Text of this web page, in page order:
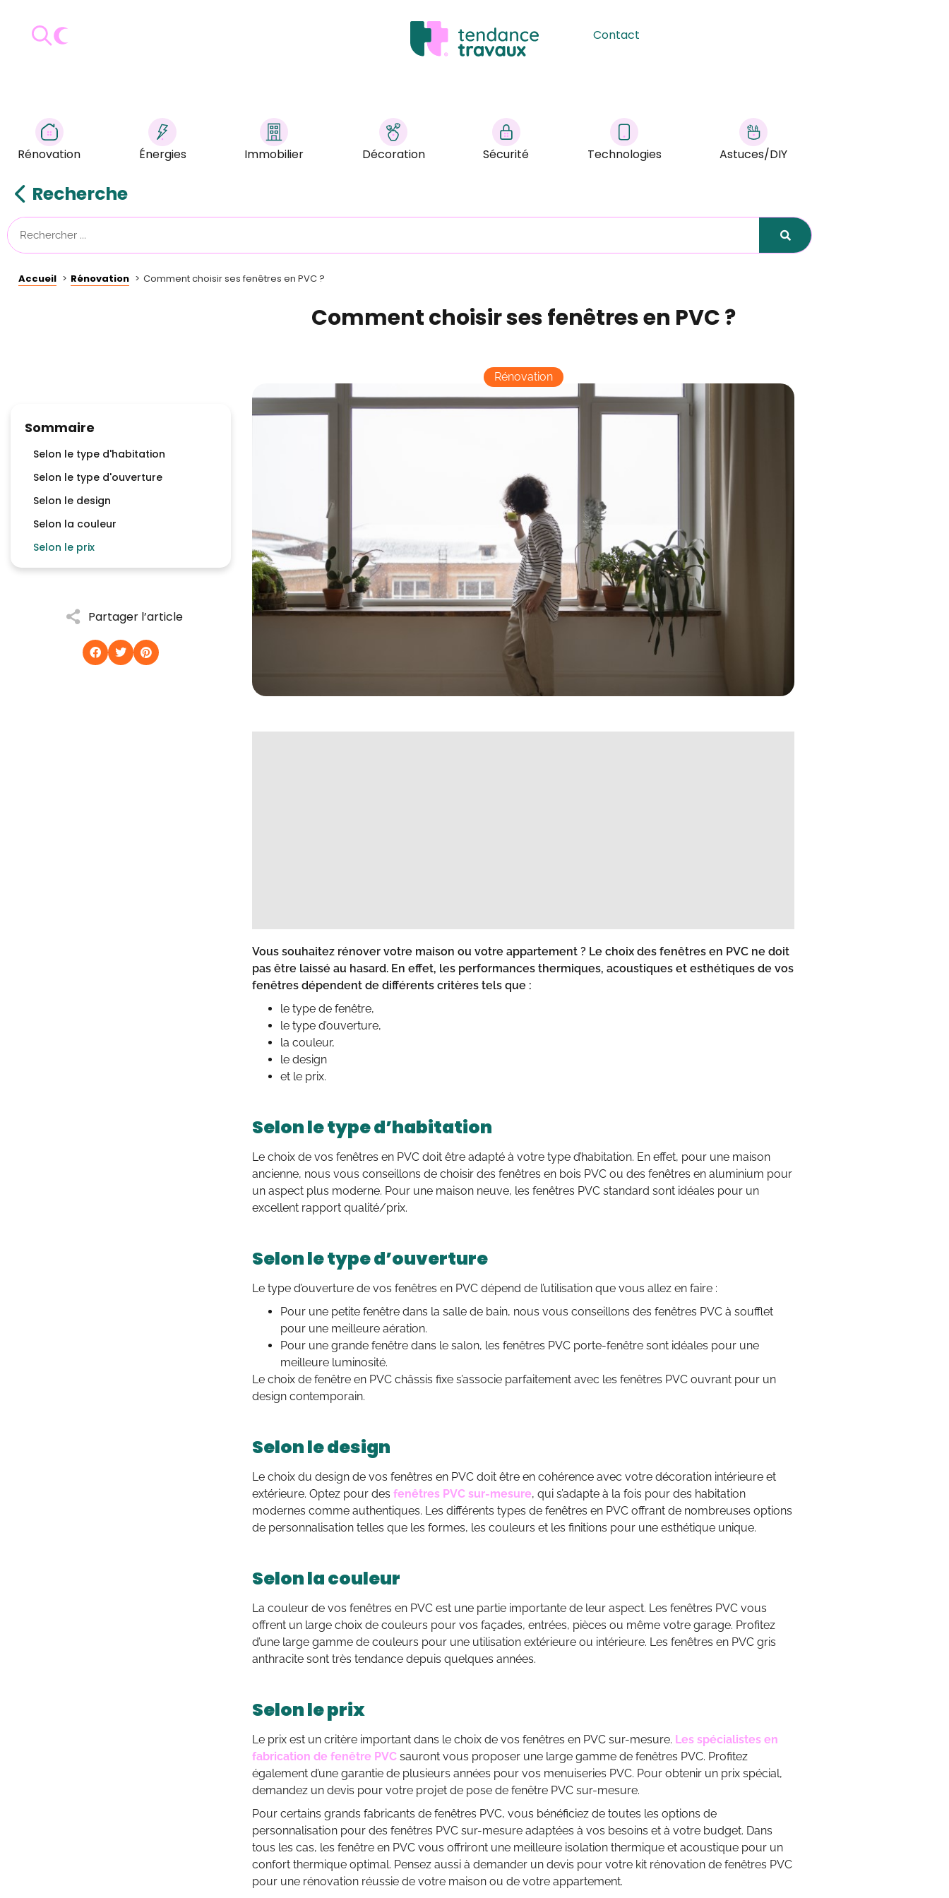
Contact
Rénovation Énergies Immobilier Décoration Sécurité Technologies Astuces/DIY
Recherche
Accueil Rénovation Comment choisir ses fenêtres en PVC ?
Sommaire
Selon le type d'habitation
Selon le type d'ouverture
Selon le design
Selon la couleur
Selon le prix
Partager l’article
Comment choisir ses fenêtres en PVC ?
Rénovation
Vous souhaitez rénover votre maison ou votre appartement ? Le choix des fenêtres en PVC ne doit
pas être laissé au hasard. En effet, les performances thermiques, acoustiques et esthétiques de vos
fenêtres dépendent de différents critères tels que :
le type de fenêtre,
le type d’ouverture,
la couleur,
le design
et le prix.
Selon le type d’habitation
Le choix de vos fenêtres en PVC doit être adapté à votre type d’habitation. En effet, pour une maison
ancienne, nous vous conseillons de choisir des fenêtres en bois PVC ou des fenêtres en aluminium pour
un aspect plus moderne. Pour une maison neuve, les fenêtres PVC standard sont idéales pour un
excellent rapport qualité/prix.
Selon le type d’ouverture
Le type d’ouverture de vos fenêtres en PVC dépend de l’utilisation que vous allez en faire :
Pour une petite fenêtre dans la salle de bain, nous vous conseillons des fenêtres PVC à soufflet
pour une meilleure aération.
Pour une grande fenêtre dans le salon, les fenêtres PVC porte-fenêtre sont idéales pour une
meilleure luminosité.
Le choix de fenêtre en PVC châssis fixe s’associe parfaitement avec les fenêtres PVC ouvrant pour un
design contemporain.
Selon le design
Le choix du design de vos fenêtres en PVC doit être en cohérence avec votre décoration intérieure et
extérieure. Optez pour des fenêtres PVC sur-mesure, qui s’adapte à la fois pour des habitation
modernes comme authentiques. Les différents types de fenêtres en PVC offrant de nombreuses options
de personnalisation telles que les formes, les couleurs et les finitions pour une esthétique unique.
Selon la couleur
La couleur de vos fenêtres en PVC est une partie importante de leur aspect. Les fenêtres PVC vous
offrent un large choix de couleurs pour vos façades, entrées, pièces ou même votre garage. Profitez
d’une large gamme de couleurs pour une utilisation extérieure ou intérieure. Les fenêtres en PVC gris
anthracite sont très tendance depuis quelques années.
Selon le prix
Le prix est un critère important dans le choix de vos fenêtres en PVC sur-mesure. Les spécialistes en
fabrication de fenêtre PVC sauront vous proposer une large gamme de fenêtres PVC. Profitez
également d’une garantie de plusieurs années pour vos menuiseries PVC. Pour obtenir un prix spécial,
demandez un devis pour votre projet de pose de fenêtre PVC sur-mesure.
Pour certains grands fabricants de fenêtres PVC, vous bénéficiez de toutes les options de
personnalisation pour des fenêtres PVC sur-mesure adaptées à vos besoins et à votre budget. Dans
tous les cas, les fenêtre en PVC vous offriront une meilleure isolation thermique et acoustique pour un
confort thermique optimal. Pensez aussi à demander un devis pour votre kit rénovation de fenêtres PVC
pour une rénovation réussie de votre maison ou de votre appartement.